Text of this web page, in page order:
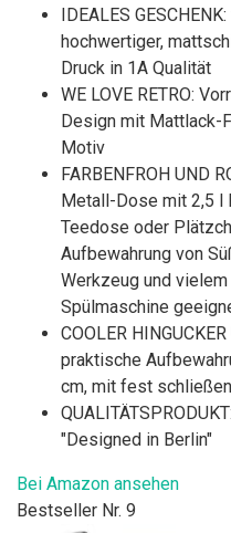
IDEALES
hochwertiger,
Druck in 1A Qualität
WE LOVE RETRO:
Design mit Mattlack-
Motiv
FARBENFROH UND
Metall-Dose mit 2,5 l
Teedose oder
Aufbewahrung von
Werkzeug und
Spülmaschine
COOLER
praktische
cm, mit fest
"Designed in Berlin"
Bei Amazon ansehen
Bestseller Nr. 9